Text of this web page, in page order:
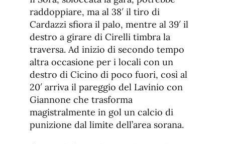
raddoppiare, ma al 38′ il tiro di
Cardazzi sfiora il palo, mentre al 39′ il
destro a girare di Cirelli timbra la
traversa. Ad inizio di secondo tempo
altra occasione per i locali con un
destro di Cicino di poco fuori, così al
20′ arriva il pareggio del Lavinio con
Giannone che trasforma
magistralmente in gol un calcio di
punizione dal limite dell’area sorana.